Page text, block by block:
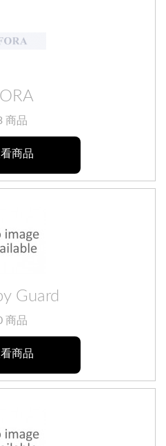
商品
商品
Guard
商品
商品